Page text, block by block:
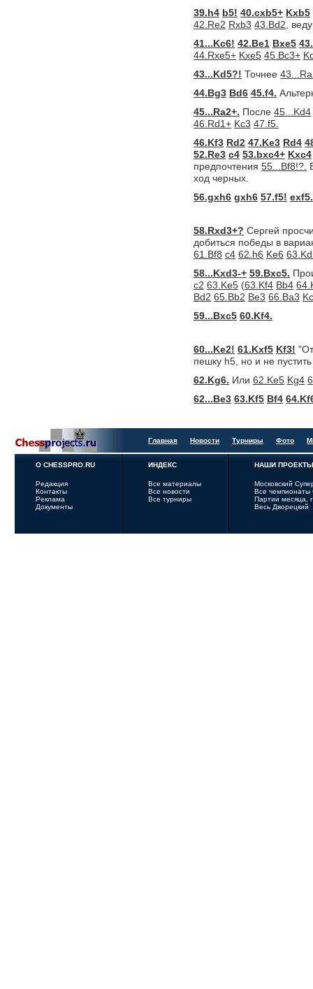
39.h4 b5! 40.cxb5+ Kxb5
42.Re2 Rxb3 43.Bd2,
41...Kc6! 42.Be1 Bxe5
44.Rxe5+ Kxe5 45.Bc3+
43...Kd5?! Точнее
44.Bg3 Bd6 45.f4.
45...Ra2+. После 45...Kd4
46.Rd1+ Kc3 47.f5.
46.Kf3 Rd2 47.Ke3 Rd4
52.Re3 c4 53.bxc4+ Kxc4
предпочтения 55...Bf8!?.
ход черных.
56.gxh6 gxh6 57.f5! exf5.
58.Rxd3+? Сергей
добиться победы в
61.Bf8 c4 62.h6 Ke6
58...Kxd3-+ 59.Bxc5.
c2 63.Ke5 (63.Kf4 Bb4
Bd2 65.Bb2 Be3 66.Ba3
59...Bxc5 60.Kf4.
60...Ke2! 61.Kxf5 Kf3!
пешку h5, но и не
62.Kg6. Или 62.Ke5 Kg4
62...Be3 63.Kf5 Bf4
Главная Новости Турниры Фото
О CHESSPRO.RU
Редакция
Контакты
Реклама
Документы
ИНДЕКС
Все материалы
Все новости
Все турниры
НАШИ ПРОЕКТЫ
Московский
Все
Партии месяца,
Весь Дворецкий